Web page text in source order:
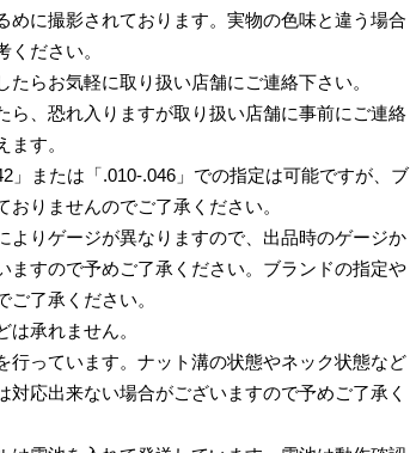
めに撮影されております。実物の色味と違う場合
ださい。
らお気軽に取り扱い店舗にご連絡下さい。
ら、恐れ入りますが取り扱い店舗に事前にご連絡
す。
」または「.010-.046」での指定は可能ですが、ブ
りませんのでご了承ください。
よりゲージが異なりますので、出品時のゲージか
ますので予めご了承ください。ブランドの指定や
了承ください。
承れません。
行っています。ナット溝の状態やネック状態など
応出来ない場合がございますので予めご了承く